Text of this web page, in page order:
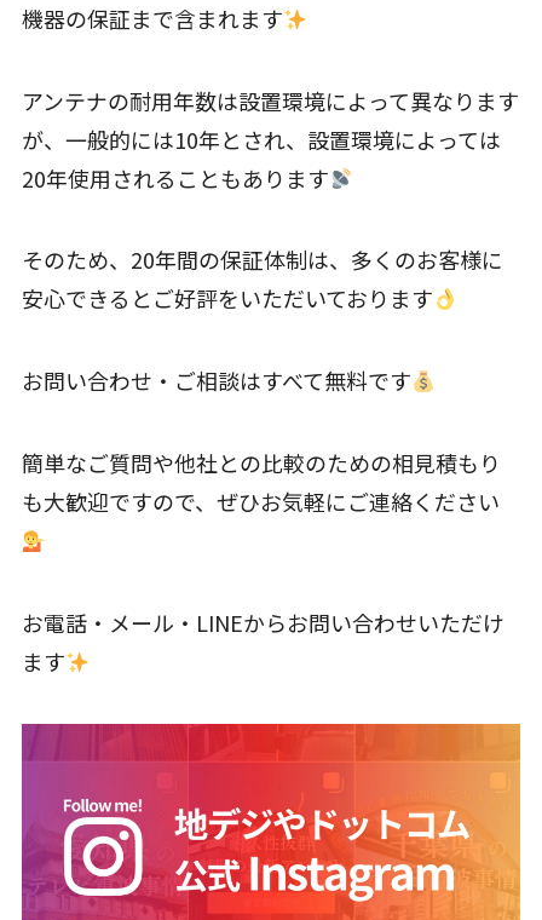
機器の保証まで含まれます
アンテナの耐用年数は設置環境によって異なります
が、一般的には10年とされ、設置環境によっては
20年使用されることもあります
そのため、20年間の保証体制は、多くのお客様に
安心できるとご好評をいただいております
お問い合わせ・ご相談はすべて無料です
簡単なご質問や他社との比較のための相見積もり
も大歓迎ですので、ぜひお気軽にご連絡ください
お電話・メール・LINEからお問い合わせいただけ
ます